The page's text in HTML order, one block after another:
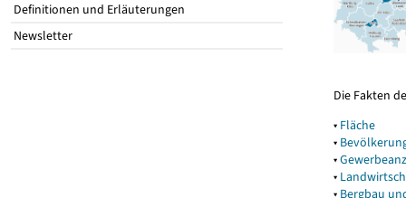
Definitionen und Erläuterungen
Newsletter
Die Fakten
▾ Fläche
▾
▾
▾
▾ Bergbau